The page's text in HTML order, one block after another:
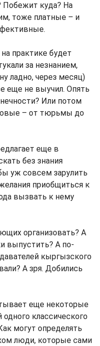
Побежит куда? На
тоже платные – и
практике будет
за незнанием,
ладно, через месяц)
еще не выучил. Опять
Или потом
– от тюрьмы до
еще в
без знания
уж совсем зарулить
приобщиться к
вызвать к нему
организовать? А
выпустить? А по-
кыргызского
А зря. Добились
еще некоторые
классического
могут определять
люди, которые сами